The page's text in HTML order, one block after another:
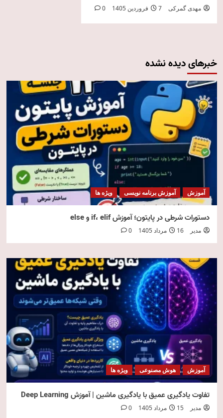
مهدی گمرکی 7 فروردین 1405 0
خبرهای دیده نشده
آموزش آموزش برنامه نویسی ویژه ها
دستورات شرطی در پایتون؛ آموزش if، elif و else
مدیر 16 مرداد 1405 0
آموزش هوش مصنوعی ویژه ها
تفاوت یادگیری عمیق با یادگیری ماشین | آموزش Deep Learning
مدیر 15 مرداد 1405 0